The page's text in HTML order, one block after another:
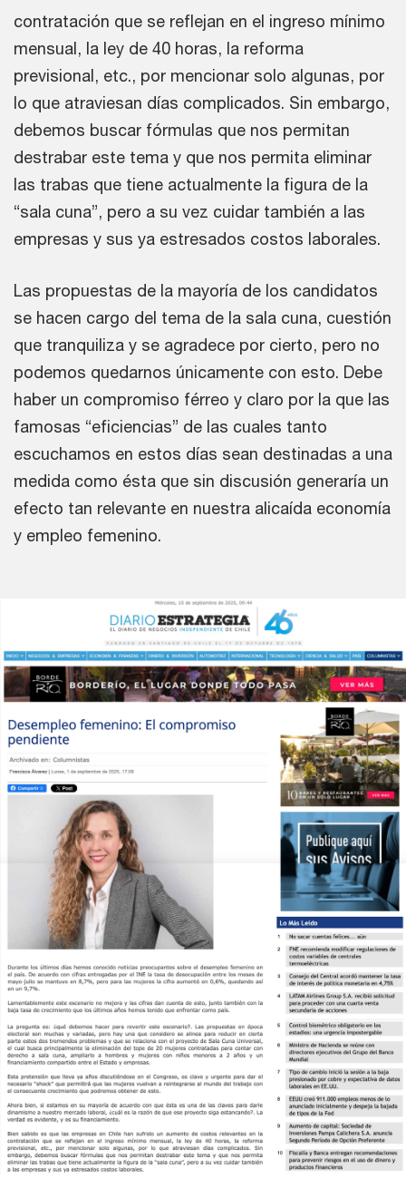
contratación que se reflejan en el ingreso mínimo
mensual, la ley de 40 horas, la reforma
previsional, etc., por mencionar solo algunas, por
lo que atraviesan días complicados. Sin embargo,
debemos buscar fórmulas que nos permitan
destrabar este tema y que nos permita eliminar
las trabas que tiene actualmente la figura de la
“sala cuna”, pero a su vez cuidar también a las
empresas y sus ya estresados costos laborales.
Las propuestas de la mayoría de los candidatos
se hacen cargo del tema de la sala cuna, cuestión
que tranquiliza y se agradece por cierto, pero no
podemos quedarnos únicamente con esto. Debe
haber un compromiso férreo y claro por la que las
famosas “eficiencias” de las cuales tanto
escuchamos en estos días sean destinadas a una
medida como ésta que sin discusión generaría un
efecto tan relevante en nuestra alicaída economía
y empleo femenino.